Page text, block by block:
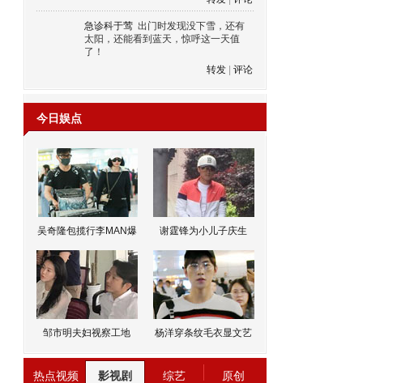
急诊科于莺 出门时发现没下雪，还有
太阳，还能看到蓝天，惊呼这一天值
了！
转发
评论
今日娱点
吴奇隆包揽行李MAN爆 谢霆锋为小儿子庆生
邹市明夫妇视察工地 杨洋穿条纹毛衣显文艺
热点视频 影视剧 综艺 原创